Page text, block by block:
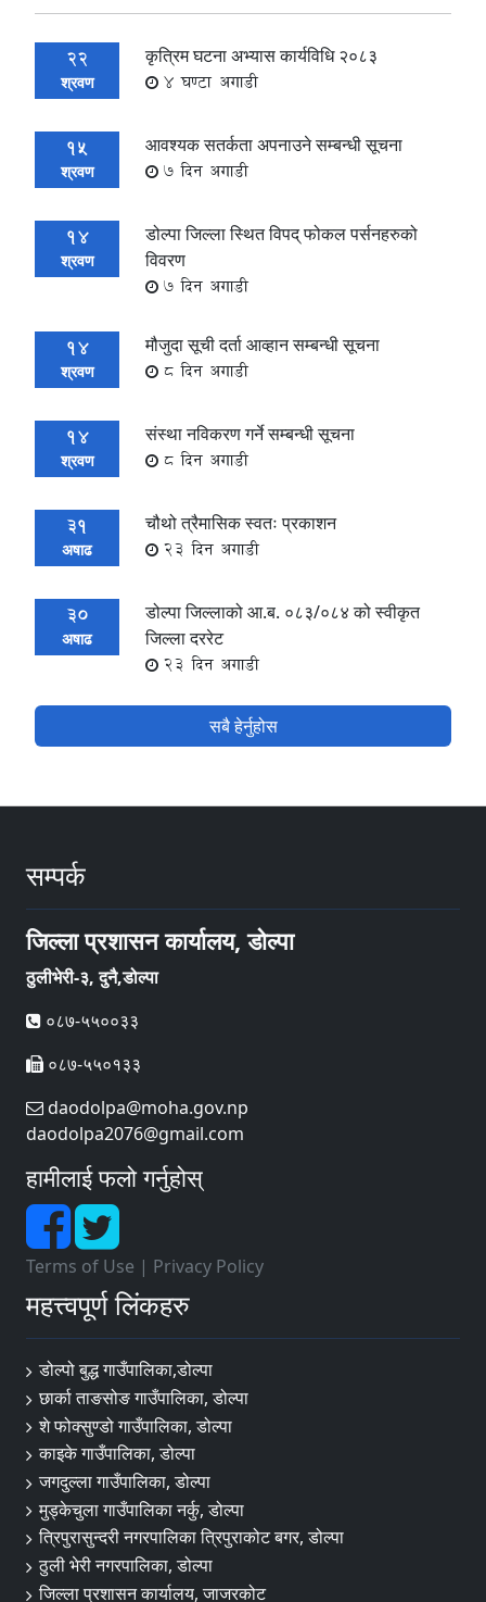
22
श्रवण
कृत्रिम घटना अभ्यास कार्यविधि २०८३
4 घण्टा अगाडी
15
श्रवण
आवश्यक सतर्कता अपनाउने सम्बन्धी सूचना
7 दिन अगाडी
14
श्रवण
डोल्पा जिल्ला स्थित विपद् फोकल पर्सनहरुको
विवरण
7 दिन अगाडी
14
श्रवण
मौजुदा सूची दर्ता आव्हान सम्बन्धी सूचना
8 दिन अगाडी
14
श्रवण
संस्था नविकरण गर्ने सम्बन्धी सूचना
8 दिन अगाडी
31
अषाढ
चौथो त्रैमासिक स्वतः प्रकाशन
23 दिन अगाडी
30
अषाढ
डोल्पा जिल्लाको आ.ब. ०८३/०८४ को स्वीकृत
जिल्ला दररेट
23 दिन अगाडी
सबै हेर्नुहोस
सम्पर्क
जिल्ला प्रशासन कार्यालय, डोल्पा
ठुलीभेरी-३, दुनै,डोल्पा
०८७-५५००३३
०८७-५५०१३३
daodolpa@moha.gov.np
daodolpa2076@gmail.com
हामीलाई फलो गर्नुहोस्
Terms of Use | Privacy Policy
महत्त्वपूर्ण लिंकहरु
डोल्पो बुद्ध गाउँपालिका,डोल्पा
छार्का ताङसोङ गाउँपालिका, डोल्पा
शे फोक्सुण्डो गाउँपालिका, डोल्पा
काइके गाउँपालिका, डोल्पा
जगदुल्ला गाउँपालिका, डोल्पा
मुड्केचुला गाउँपालिका नर्कु, डोल्पा
त्रिपुरासुन्दरी नगरपालिका त्रिपुराकोट बगर, डोल्पा
ठुली भेरी नगरपालिका, डोल्पा
जिल्ला प्रशासन कार्यालय, जाजरकोट